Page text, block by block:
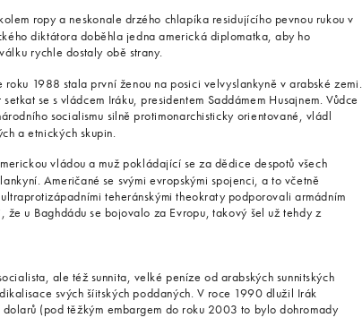
ropy a neskonale drzého chlapíka residujícího pevnou rukou v
diktátora doběhla jedna americká diplomatka, aby ho
rychle dostaly obě strany.
1988 stala první ženou na posici velvyslankyně v arabské zemi.
se s vládcem Iráku, presidentem Saddámem Husajnem. Vůdce
socialismu silně protimonarchisticky orientované, vládl
a etnických skupin.
vládou a muž pokládající se za dědice despotů všech
Američané se svými evropskými spojenci, a to včetně
teheránskými theokraty podporovali armádním
že u Baghdádu se bojovalo za Evropu, takový šel už tehdy z
ale též sunnita, velké peníze od arabských sunnitských
svých šíitských poddaných. V roce 1990 dlužil Irák
(pod těžkým embargem do roku 2003 to bylo dohromady